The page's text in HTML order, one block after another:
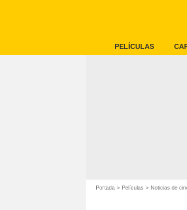
PELÍCULAS
Portada Películas Noticias de